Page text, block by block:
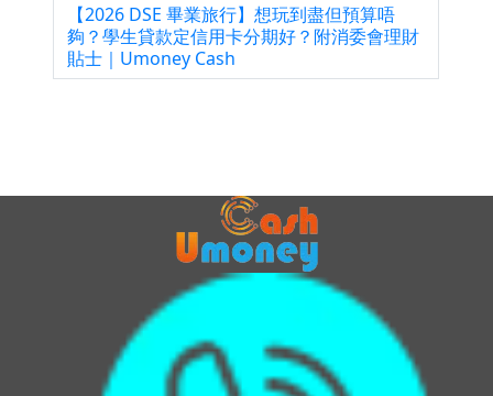
【2026 DSE 畢業旅行】想玩到盡但預算唔
夠？學生貸款定信用卡分期好？附消委會理財
貼士｜Umoney Cash